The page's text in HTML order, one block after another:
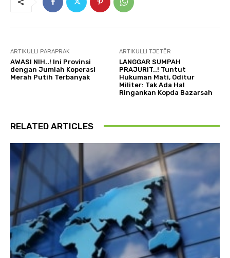
ARTIKULLI PARAPRAK
AWASI NIH..! Ini Provinsi
dengan Jumlah Koperasi
Merah Putih Terbanyak
ARTIKULLI TJETËR
LANGGAR SUMPAH
PRAJURIT..! Tuntut
Hukuman Mati, Oditur
Militer: Tak Ada Hal
Ringankan Kopda Bazarsah
RELATED ARTICLES